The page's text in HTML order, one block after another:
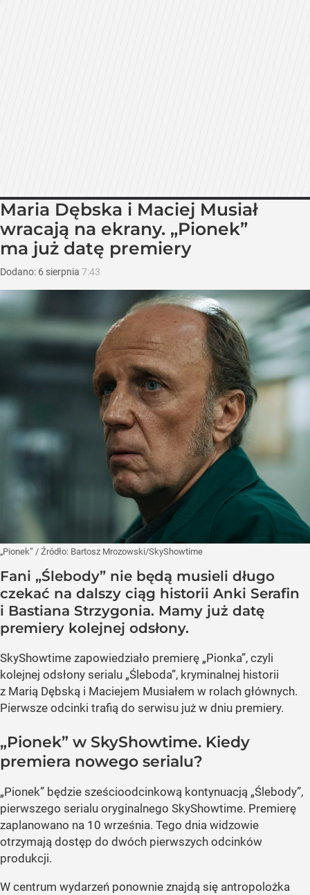
Maria Dębska i Maciej Musiał
wracają na ekrany. „Pionek”
ma już datę premiery
Dodano: 6 sierpnia 7:43
„Pionek” / Źródło: Bartosz Mrozowski/SkyShowtime
Fani „Ślebody” nie będą musieli długo
czekać na dalszy ciąg historii Anki Serafin
i Bastiana Strzygonia. Mamy już datę
premiery kolejnej odsłony.
SkyShowtime zapowiedziało premierę „Pionka”, czyli
kolejnej odsłony serialu „Śleboda”, kryminalnej historii
z Marią Dębską i Maciejem Musiałem w rolach głównych.
Pierwsze odcinki trafią do serwisu już w dniu premiery.
„Pionek” w SkyShowtime. Kiedy
premiera nowego serialu?
„Pionek” będzie sześcioodcinkową kontynuacją „Ślebody”,
pierwszego serialu oryginalnego SkyShowtime. Premierę
zaplanowano na 10 września. Tego dnia widzowie
otrzymają dostęp do dwóch pierwszych odcinków
produkcji.
W centrum wydarzeń ponownie znajdą się antropolożka